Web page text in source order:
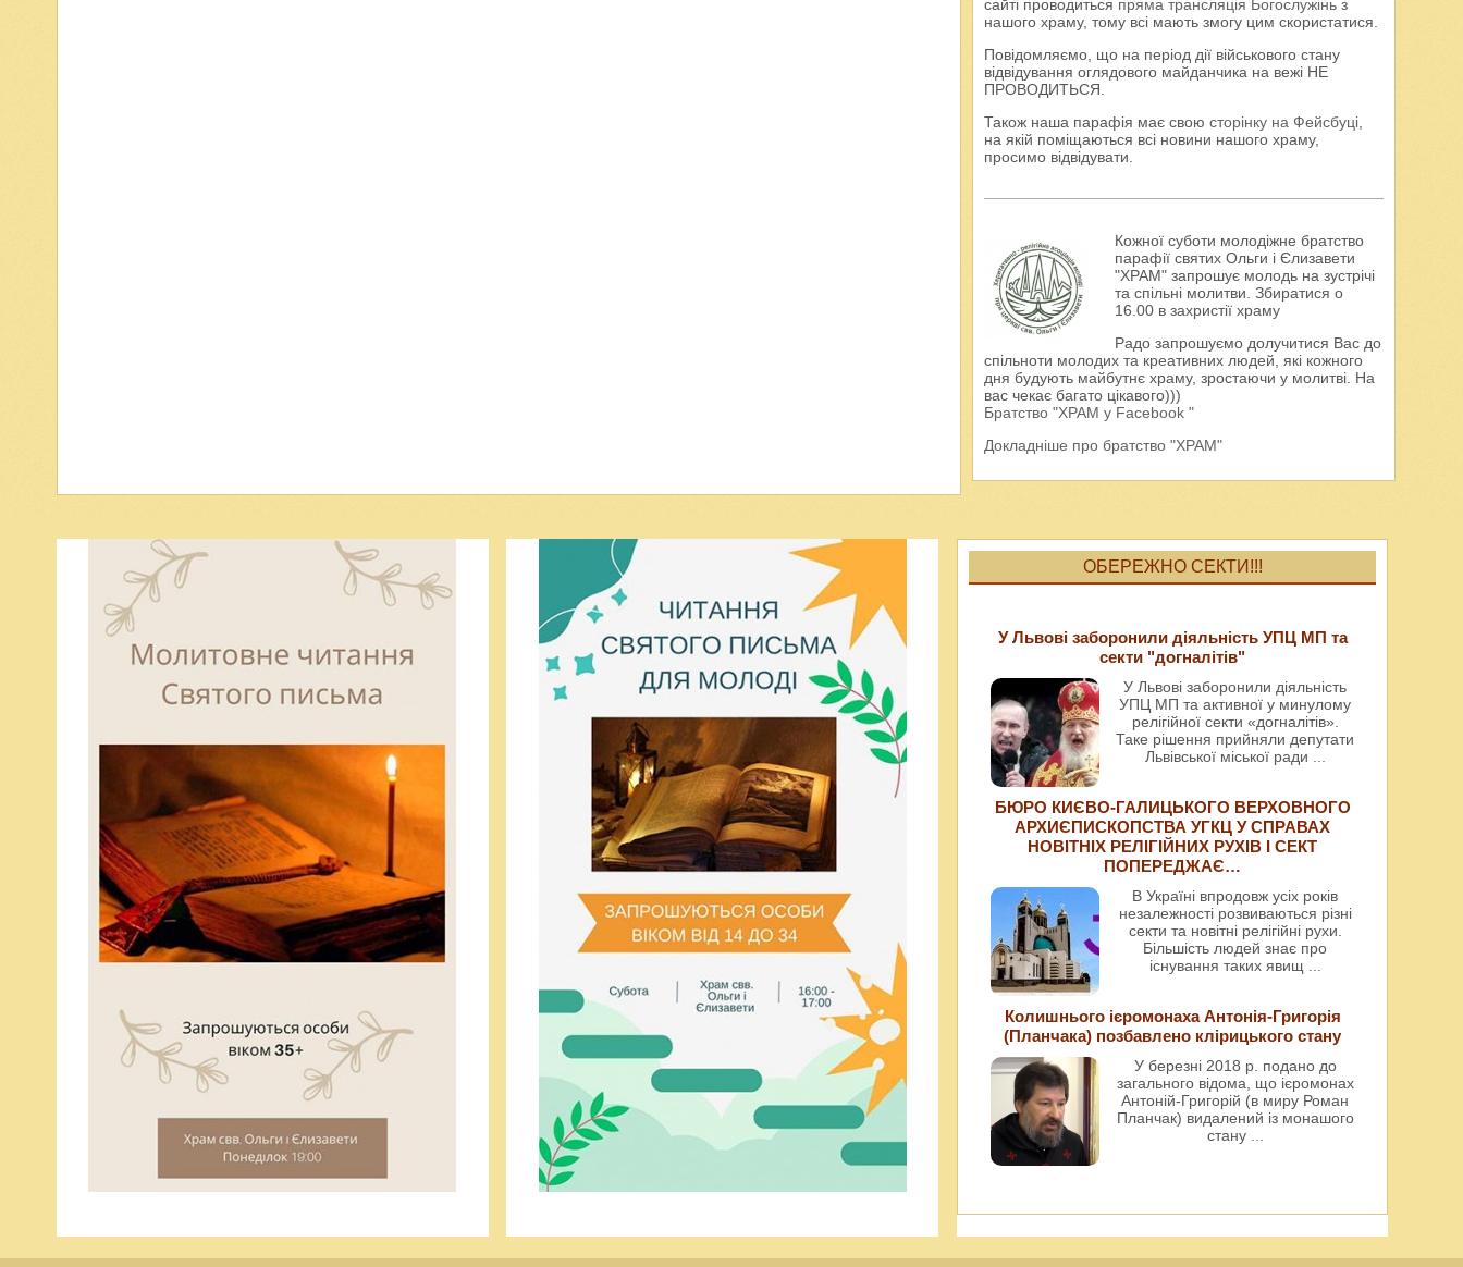
сайті проводиться пряма трансляція Богослужіньз
нашого храму, тому всі мають змогу цим скористатися.
Повідомляємо, що на період дії військового стану
відвідування оглядового майданчика на вежі НЕ
ПРОВОДИТЬСЯ.
Також наша парафія має свою сторінку на Фейсбуці,
на якій поміщаються всі новини нашого храму,
просимо відвідувати.
Кожної суботи молодіжне братство
парафії святих Ольги і Єлизавети
"ХРАМ" запрошує молодь на зустрічі
та спільні молитви. Збиратися о
16.00 в захристії храму
Радо запрошуємо долучитися Вас до
спільноти молодих та креативних людей, які кожного
дня будують майбутнє храму, зростаючи у молитві. На
вас чекає багато цікавого)))
Братство "ХРАМ у Facebook "
Докладніше про братство "ХРАМ"
ОБЕРЕЖНО СЕКТИ!!!
У Львові заборонили діяльність УПЦ МП та
секти "догналітів"
У Львові заборонили діяльність
УПЦ МП та активної у минулому
релігійної секти «догналітів».
Таке рішення прийняли депутати
Львівської міської ради
БЮРО КИЄВО-ГАЛИЦЬКОГО ВЕРХОВНОГО
АРХИЄПИСКОПСТВА УГКЦ У СПРАВАХ
НОВІТНІХ РЕЛІГІЙНИХ РУХІВ І СЕКТ
ПОПЕРЕДЖАЄ…
В Україні впродовж усіх років
незалежності розвиваються різні
секти та новітні релігійні рухи.
Більшість людей знає про
існування таких явищ
Колишнього ієромонаха Антонія-Григорія
(Планчака) позбавлено клірицького стану
У березні 2018 р. подано до
загального відома, що ієромонах
Антоній-Григорій (в миру Роман
Планчак) видалений із монашого
стану